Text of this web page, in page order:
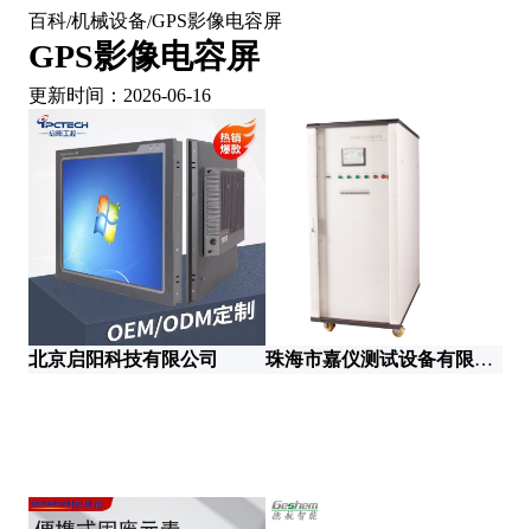
百科/机械设备/GPS影像电容屏
GPS影像电容屏
更新时间：2026-06-16
北京启阳科技有限公司 珠海市嘉仪测试设备有限公司